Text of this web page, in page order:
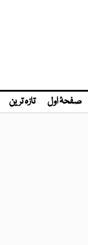
صفحۂ اول تازہ ترین